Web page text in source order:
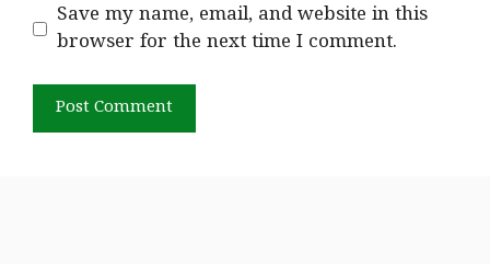
Save my name, email, and website in this
browser for the next time I comment.